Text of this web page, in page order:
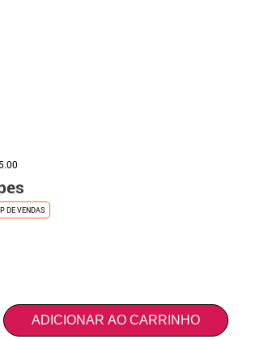
DE VENDAS
ADICIONAR AO CARRINHO